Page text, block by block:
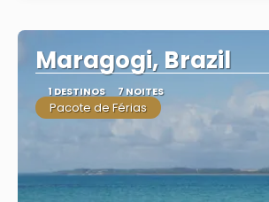
Maragogi, Brazil
1 DESTINOS 7 NOITES
Pacote de Férias